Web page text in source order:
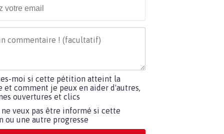
moi si cette pétition atteint la
et comment je peux en aider d'autres,
ouvertures et clics
ne veux pas être informé si cette
ou une autre progresse